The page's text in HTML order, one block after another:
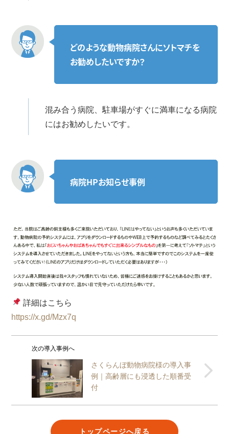
どのような動物病院さんにソトマチを
お勧めしたいですか？
混み合う病院、駐車場がすぐに満車になる病院
にはお勧めしたいです。
病院HPお知らせ事例
詳細はこちら
https://x.gd/Mzx7q
次の導入事例へ
さくらんぼ動物病院様の導入事
例｜高齢層にも浸透した順番受
付
トップページへ戻る